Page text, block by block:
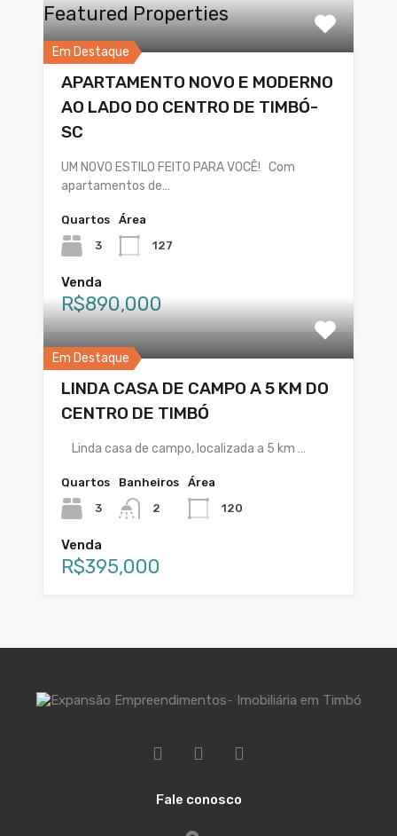
Featured Properties
Em Destaque
APARTAMENTO NOVO E MODERNO
AO LADO DO CENTRO DE TIMBÓ-
SC
UM NOVO ESTILO FEITO PARA VOCÊ! Com
apartamentos de…
Quartos
3
Área
127
Venda
R$890,000
Em Destaque
LINDA CASA DE CAMPO A 5 KM DO
CENTRO DE TIMBÓ
Linda casa de campo, localizada a 5 km …
Quartos
3
Banheiros
2
Área
120
Venda
R$395,000
Fale conosco